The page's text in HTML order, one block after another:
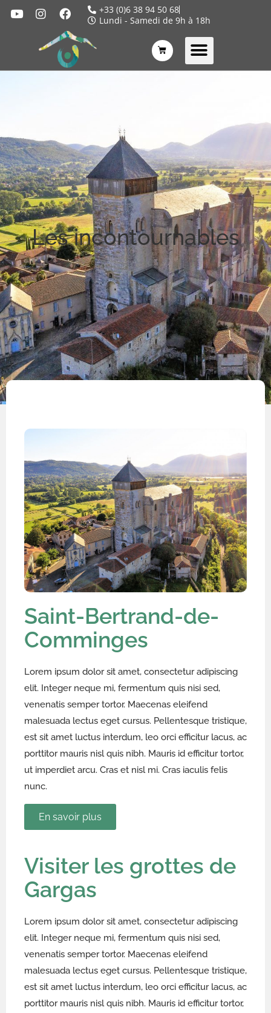
+33 (0)6 38 94 50 68
Lundi - Samedi de 9h à 18h
Les incontournables
Saint-Bertrand-de-
Comminges
Lorem ipsum dolor sit amet, consectetur adipiscing
elit. Integer neque mi, fermentum quis nisi sed,
venenatis semper tortor. Maecenas eleifend
malesuada lectus eget cursus. Pellentesque tristique,
est sit amet luctus interdum, leo orci efficitur lacus, ac
porttitor mauris nisl quis nibh. Mauris id efficitur tortor,
ut imperdiet arcu. Cras et nisl mi. Cras iaculis felis
nunc.
En savoir plus
Visiter les grottes de
Gargas
Lorem ipsum dolor sit amet, consectetur adipiscing
elit. Integer neque mi, fermentum quis nisi sed,
venenatis semper tortor. Maecenas eleifend
malesuada lectus eget cursus. Pellentesque tristique,
est sit amet luctus interdum, leo orci efficitur lacus, ac
porttitor mauris nisl quis nibh. Mauris id efficitur tortor,